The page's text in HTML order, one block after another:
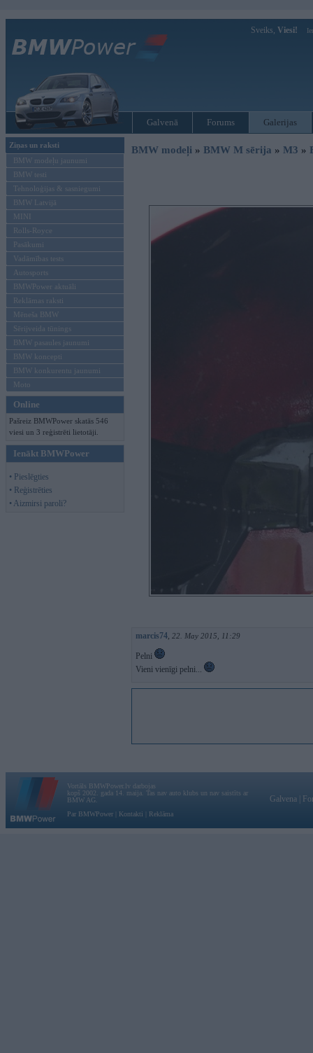
Sveiks, Viesi!
Galvenā Forums Galerijas
Ziņas un raksti
BMW modeļu jaunumi
BMW testi
Tehnoloģijas & sasniegumi
BMW Latvijā
MINI
Rolls-Royce
Pasākumi
Vadāmības tests
Autosports
BMWPower aktuāli
Reklāmas raksti
Mēneša BMW
Sērijveida tūnings
BMW pasaules jaunumi
BMW koncepti
BMW konkurentu jaunumi
Moto
Online
Pašreiz BMWPower skatās 546
viesi un 3 reģistrēti lietotāji.
Ienākt BMWPower
• Pieslēgties
• Reģistrēties
• Aizmirsi paroli?
BMW modeļi » BMW M sērija » M3 »
marcis74, 22. May 2015, 11:29
Pelni
Vieni vienīgi pelni...
Vortāls BMWPower.lv darbojas
kopš 2002. gada 14. maija. Tas nav auto klubs un nav saistīts ar
BMW AG.
Par BMWPower
Kontakti Reklāma
Galvena